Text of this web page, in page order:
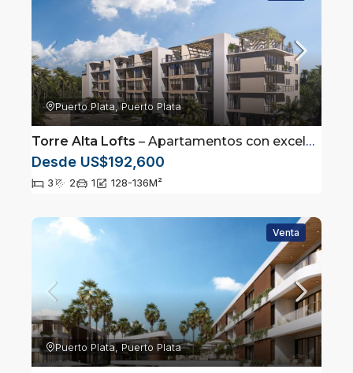
Puerto Plata, Puerto Plata
Torre Alta Lofts – Apartamentos con excelente ubicación
Desde US$192,600
3 2 1 128-136M²
Venta
Puerto Plata, Puerto Plata